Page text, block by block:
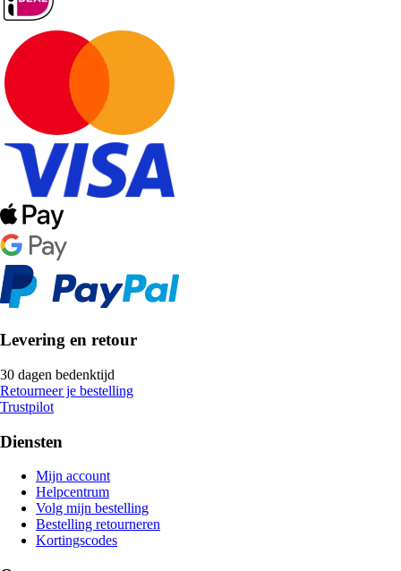
Levering en retour
30 dagen bedenktijd
Retourneer je bestelling
Trustpilot
Diensten
Mijn account
Helpcentrum
Volg mijn bestelling
Bestelling retourneren
Kortingscodes